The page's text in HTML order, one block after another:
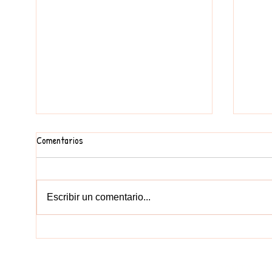
Comentarios
Escribir un comentario...